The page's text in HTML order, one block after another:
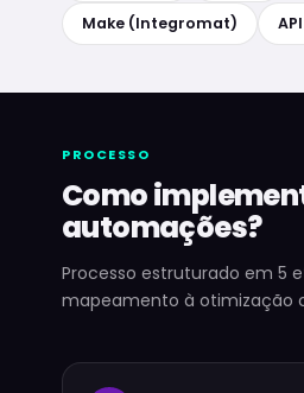
Make (Integromat)
PROCESSO
Como
automações?
Processo estruturado em 5
mapeamento à otimização